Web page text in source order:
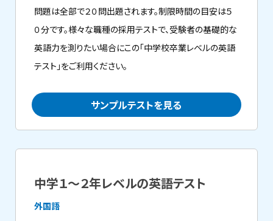
問題は全部で２０問出題されます。制限時間の目安は５
０分です。様々な職種の採用テストで、受験者の基礎的な
英語力を測りたい場合にこの「中学校卒業レベルの英語
テスト」をご利用ください。
サンプルテストを見る
中学１～２年レベルの英語テスト
外国語